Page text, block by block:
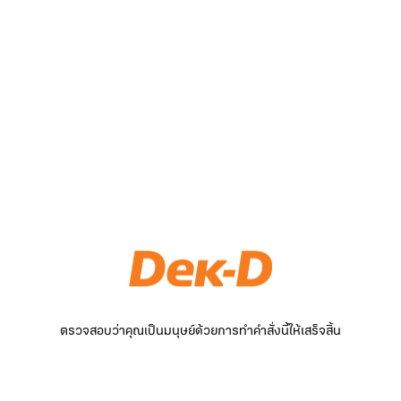
ตรวจสอบว่าคุณเป็นมนุษย์ด้วยการทำคำสั่งนี้ให้เสร็จสิ้น